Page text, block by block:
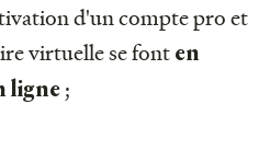
d'un compte pro et
virtuelle se font en
ligne ;